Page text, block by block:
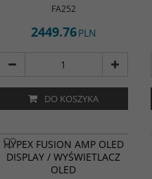
FA252
2449.76PLN
DO KOSZYKA
HYPEX FUSION AMP OLED
DISPLAY / WYŚWIETLACZ
OLED